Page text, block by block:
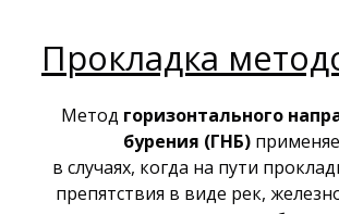
Прокладка
Метод горизонтального
бурения (ГНБ)
в случаях, когда на пути
препятствия в виде рек,